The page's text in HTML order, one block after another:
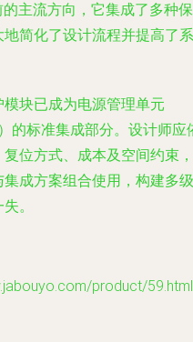
主流方向，它集成了多种保
简化了设计流程并提高了系
模块已成为电源管理单元
的标准集成部分。设计师应
位方式、成本及空间约束，
成方案组合使用，构建多级
。
product/59.html